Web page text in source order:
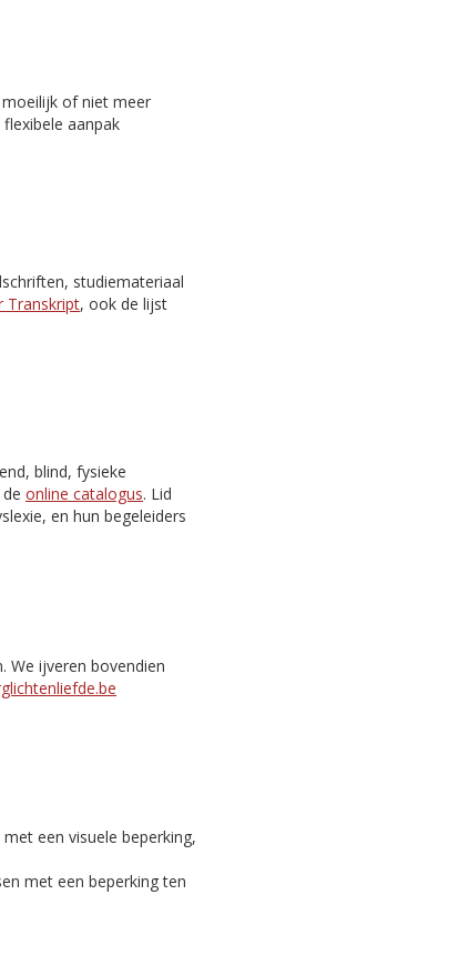
of niet meer
aanpak
studiemateriaal
Transkript, ook de lijst
blind, fysieke
online catalogus. Lid
en hun begeleiders
We ijveren bovendien
een visuele beperking,
met een beperking ten